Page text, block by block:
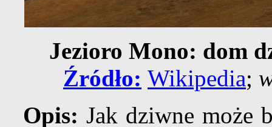
Jezioro Mono: dom
Źródło: Wikipedia;
Opis: Jak dziwne może